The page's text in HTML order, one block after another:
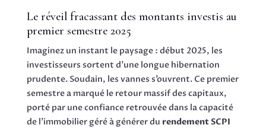
Le réveil fracassant des montants investis au
premier semestre 2025
Imaginez un instant le paysage : début 2025, les
investisseurs sortent d’une longue hibernation
prudente. Soudain, les vannes s’ouvrent. Ce premier
semestre a marqué le retour massif des capitaux,
porté par une confiance retrouvée dans la capacité
de l’immobilier géré à générer du rendement SCPI